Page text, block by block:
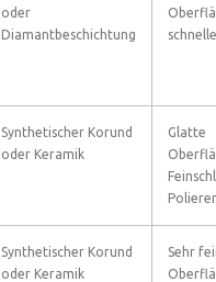
oder
Diamantbeschichtung
Synthetischer Korund
oder Keramik
Glatte
Synthetischer Korund
oder Keramik
Sehr